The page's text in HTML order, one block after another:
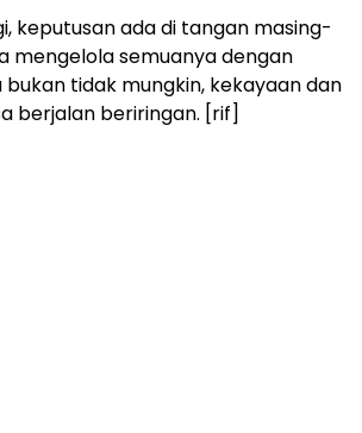
keputusan ada di tangan masing-
mengelola semuanya dengan
tidak mungkin, kekayaan dan
berjalan beriringan. [rif]